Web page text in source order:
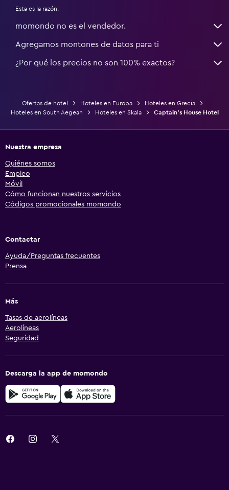
Esta es la razón:
momondo no es el vendedor.
Agregamos montones de datos para ti
¿Por qué los precios no son 100% exactos?
Ofertas de hotel Hoteles en Europa
Hoteles en Grecia
Hoteles en South Aegean
Hoteles en Skala Captain's House Hotel
Nuestra empresa
Quiénes somos
Empleo
Móvil
Cómo funcionan nuestros servicios
Códigos promocionales momondo
Contactar
Ayuda/Preguntas frecuentes
Prensa
Más
Tasas de aerolíneas
Aerolíneas
Seguridad
Descarga la app de momondo